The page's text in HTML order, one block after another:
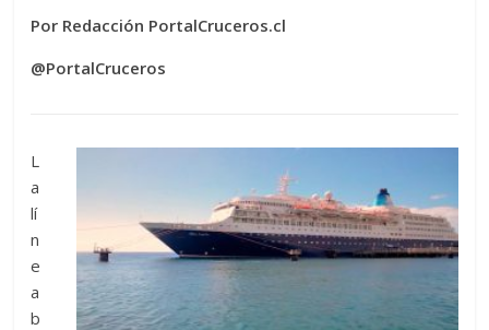
Por Redacción PortalCruceros.cl
@PortalCruceros
L
a
lí
n
e
a
b